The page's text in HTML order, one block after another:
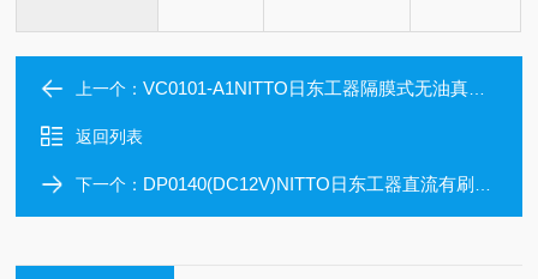
上一个：VC0101-A1NITTO日东工器隔膜式无油真空泵低振动设计
返回列表
下一个： DP0140(DC12V)NITTO日东工器直流有刷电机的压缩机/真空泵